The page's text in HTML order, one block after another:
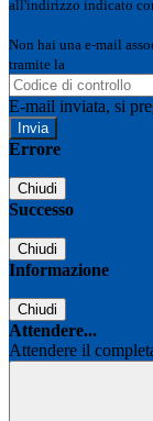
all'indirizzo indicato
Non hai una e-mail
tramite la
E-mail inviata, si
Errore
Chiudi
Successo
Chiudi
Informazione
Chiudi
Attendere...
Attendere il